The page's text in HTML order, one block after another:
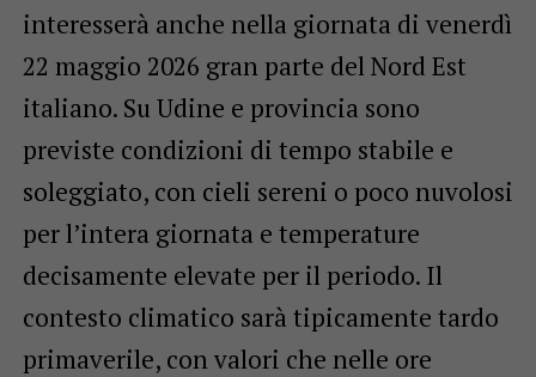
interesserà anche nella giornata di venerdì
22 maggio 2026 gran parte del Nord Est
italiano. Su Udine e provincia sono
previste condizioni di tempo stabile e
soleggiato, con cieli sereni o poco nuvolosi
per l’intera giornata e temperature
decisamente elevate per il periodo. Il
contesto climatico sarà tipicamente tardo
primaverile, con valori che nelle ore